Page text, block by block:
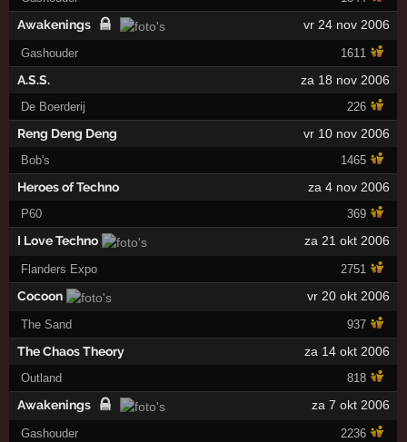
Awakenings vr 24 nov 2006
Gashouder 1611
A.S.S. za 18 nov 2006
De Boerderij 226
Reng Deng Deng vr 10 nov 2006
Bob's 1465
Heroes of Techno za 4 nov 2006
P60 369
I Love Techno za 21 okt 2006
Flanders Expo 2751
Cocoon vr 20 okt 2006
The Sand 937
The Chaos Theory za 14 okt 2006
Outland 818
Awakenings za 7 okt 2006
Gashouder 2236